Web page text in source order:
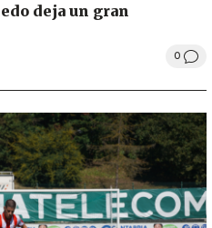
deja un gran
0